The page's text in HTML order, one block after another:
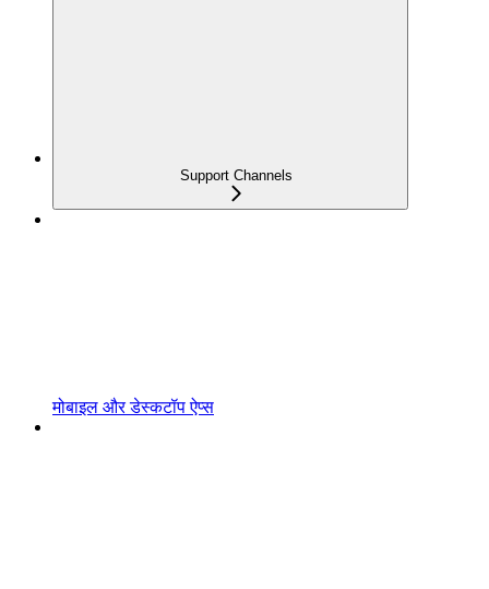
Support Channels
मोबाइल और डेस्कटॉप ऐप्स